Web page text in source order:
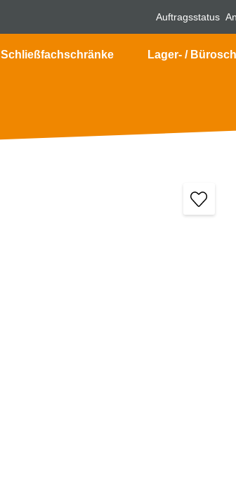
Auftragsstatus
Schließfachschränke Lager- /